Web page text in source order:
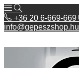
+36 20 6-669-669
info@gepeszshop.hu